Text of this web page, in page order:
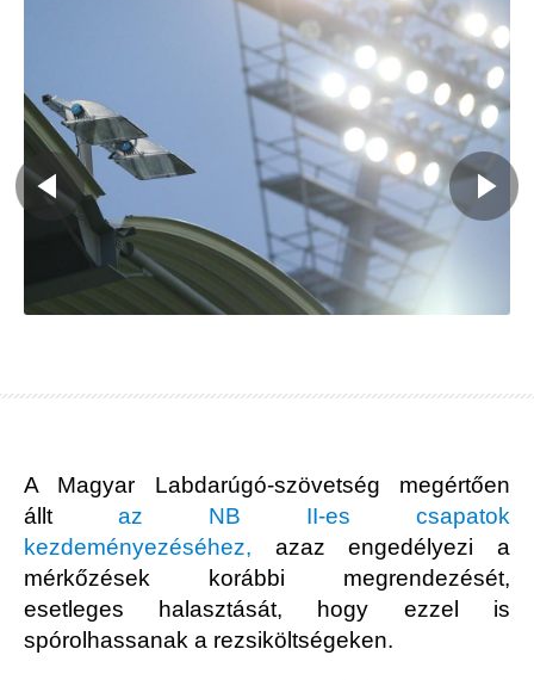
A Magyar Labdarúgó-szövetség megértően
állt az NB II-es csapatok
kezdeményezéséhez, azaz engedélyezi a
mérkőzések korábbi megrendezését,
esetleges halasztását, hogy ezzel is
spórolhassanak a rezsiköltségeken.